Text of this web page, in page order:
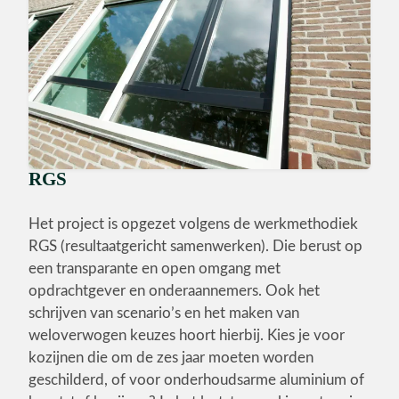
RGS
Het project is opgezet volgens de werkmethodiek
RGS (resultaatgericht samenwerken). Die berust op
een transparante en open omgang met
opdrachtgever en onderaannemers. Ook het
schrijven van scenario’s en het maken van
weloverwogen keuzes hoort hierbij. Kies je voor
kozijnen die om de zes jaar moeten worden
geschilderd, of voor onderhoudsarme aluminium of